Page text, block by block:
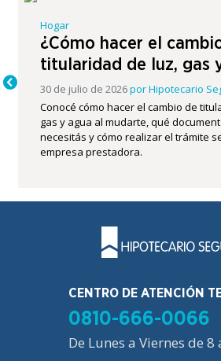
Hogar
¿Cómo hacer el
titularidad de luz, gas
30 de julio de 2026porHipotecario
Conocé cómo hacer el cambio de
gas y agua al mudarte, qué
necesitás y cómo realizar el trámite
empresa prestadora.
CENTRO DE ATENCIÓN
0810-666-0066
De Lunes a Viernes de 8